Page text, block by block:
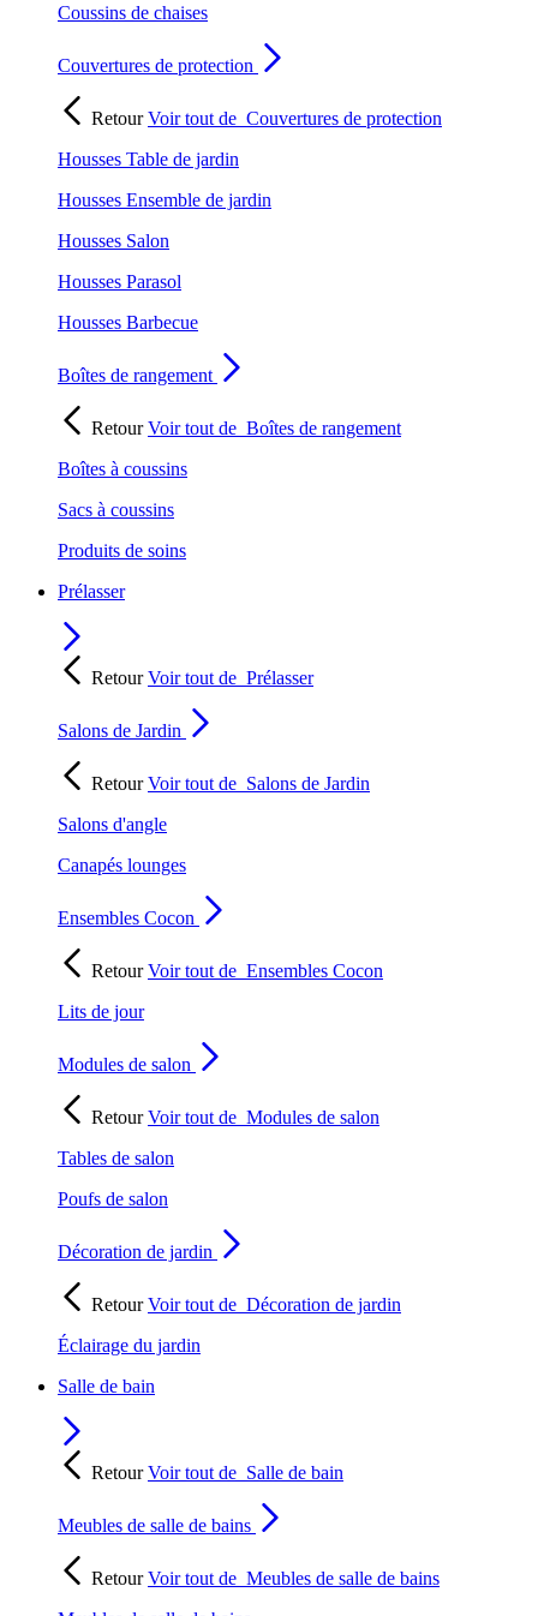
Coussins de chaises
Couvertures de protection
RetourVoir tout de Couvertures de protection
Housses Table de jardin
Housses Ensemble de jardin
Housses Salon
Housses Parasol
Housses Barbecue
Boîtes de rangement
RetourVoir tout de Boîtes de rangement
Boîtes à coussins
Sacs à coussins
Produits de soins
Prélasser
RetourVoir tout de Prélasser
Salons de Jardin
RetourVoir tout de Salons de Jardin
Salons d'angle
Canapés lounges
Ensembles Cocon
RetourVoir tout de Ensembles Cocon
Lits de jour
Modules de salon
RetourVoir tout de Modules de salon
Tables de salon
Poufs de salon
Décoration de jardin
RetourVoir tout de Décoration de jardin
Éclairage du jardin
Salle de bain
RetourVoir tout de Salle de bain
Meubles de salle de bains
RetourVoir tout de Meubles de salle de bains